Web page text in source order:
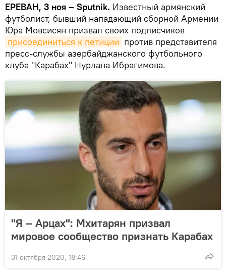
ЕРЕВАН, 3 ноя – Sputnik. Известный армянский
футболист, бывший нападающий сборной Армении
Юра Мовсисян призвал своих подписчиков
присоединиться к петиции против представителя
пресс-службы азербайджанского футбольного
клуба "Карабах" Нурлана Ибрагимова.
"Я – Арцах": Мхитарян призвал
мировое сообщество признать Карабах
31 октября 2020, 18:46